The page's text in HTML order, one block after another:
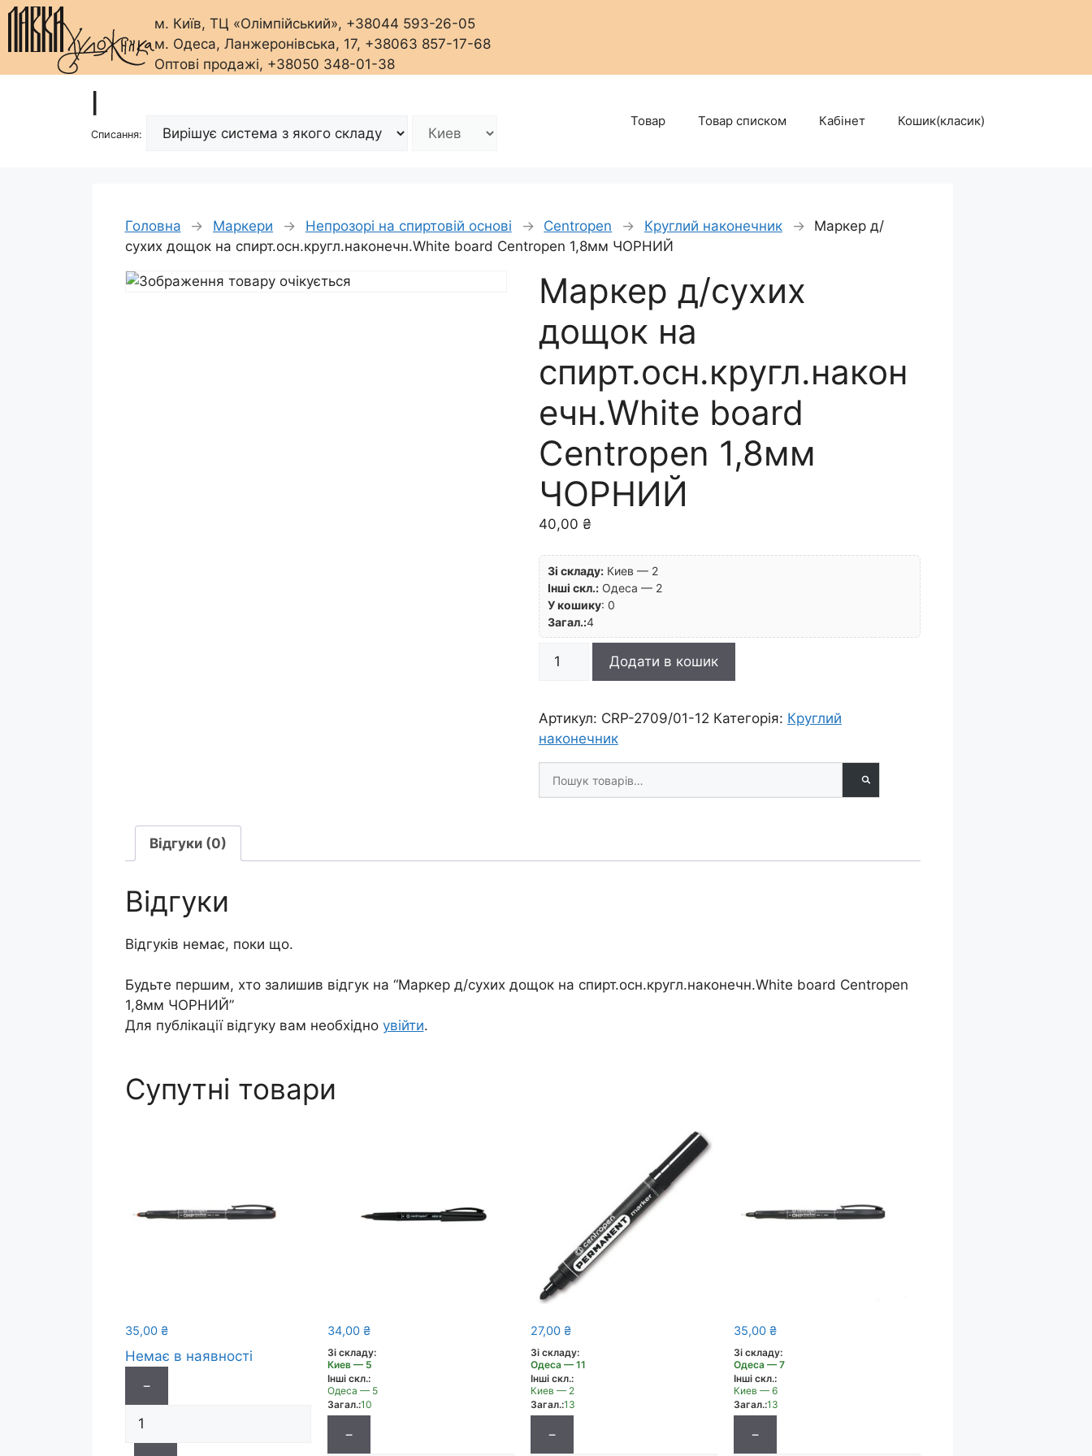
м. Київ, ТЦ «Олімпійський», +38044 593-26-05
м. Одеса, Ланжеронівська, 17, +38063 857-17-68
Оптові продажі, +38050 348-01-38
Списання:
Товар Товар списком Кабінет Кошик(класик)
Головна → Маркери → Непрозорі на спиртовій основі → Centropen → Круглий наконечник →
Маркер д/
сухих дощок на спирт.осн.кругл.наконечн.White board Centropen 1,8мм ЧОРНИЙ
Маркер д/сухих
дощок на
спирт.осн.кругл.након
ечн.White board
Centropen 1,8мм
ЧОРНИЙ
40,00 ₴
Зі складу: Киев — 2
Інші скл.:Одеса — 2
У кошику: 0
Загал.:4
Маркер
дощок
на
board
Centropen
Додати в кошик
Артикул: CRP-2709/01-12 Категорія: Круглий
наконечник
Шукати
товари
Відгуки (0)
Відгуки
Відгуків немає, поки що.
Будьте першим, хто залишив відгук на “Маркер д/сухих дощок на спирт.осн.кругл.наконечн.White board Centropen
1,8мм ЧОРНИЙ”
Для публікації відгуку вам необхідно увійти.
Супутні товари
35,00 ₴
Немає в наявності
−
34,00₴
Зі складу:
Киев — 5
Інші скл.:
Одеса — 5
Загал.:10
−
27,00₴
Зі складу:
Одеса — 11
Інші скл.:
Киев — 2
Загал.:13
−
35,00₴
Зі складу:
Одеса — 7
Інші скл.:
Киев — 6
Загал.:13
−